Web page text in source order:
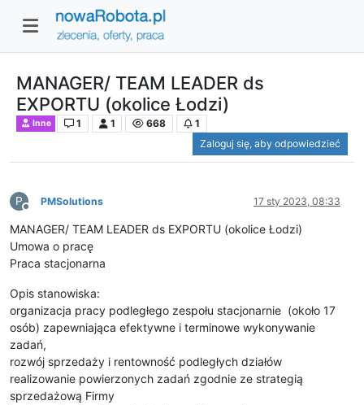
MANAGER/ TEAM LEADER ds
EXPORTU (okolice Łodzi)
Inne 1 1 668
1
Zaloguj się, aby odpowiedzieć
P
Niedostępny
PMSolutions 17 sty 2023, 08:33
MANAGER/ TEAM LEADER ds EXPORTU (okolice Łodzi)
Umowa o pracę
Praca stacjonarna
Opis stanowiska:
organizacja pracy podległego zespołu stacjonarnie (około 17
osób) zapewniająca efektywne i terminowe wykonywanie
zadań,
rozwój sprzedaży i rentowność podległych działów
realizowanie powierzonych zadań zgodnie ze strategią
sprzedażową Firmy